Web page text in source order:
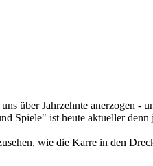
über Jahrzehnte anerzogen -
ist heute aktueller denn
wie die Karre in den